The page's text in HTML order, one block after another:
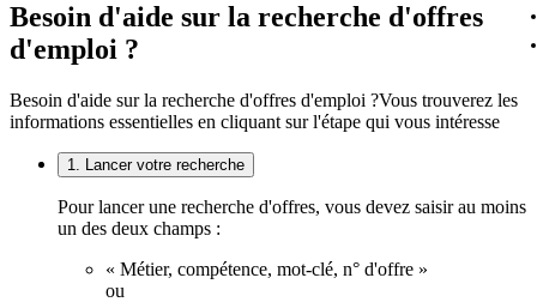
Besoin d'aide sur la recherche d'offres
d'emploi ?
Besoin d'aide sur la recherche d'offres d'emploi ?Vous trouverez les
informations essentielles en cliquant sur l'étape qui vous intéresse
1. Lancer votre recherche
Pour lancer une recherche d'offres, vous devez saisir au moins
un des deux champs :
« Métier, compétence, mot-clé, n° d'offre »
ou